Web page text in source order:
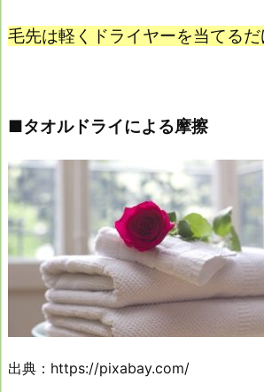
毛先は軽くドライヤーを当てるだ
■タオルドライによる摩擦
出典：https://pixabay.com/